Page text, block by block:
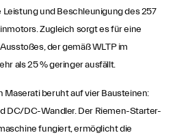
und Beschleunigung des 257
Zugleich sorgt es für eine
der gemäß WLTP im
als 25 % geringer ausfällt.
beruht auf vier Bausteinen:
DC/DC-Wandler. Der Riemen-Starter-
fungiert, ermöglicht die